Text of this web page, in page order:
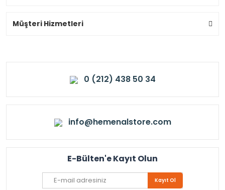
Müşteri Hizmetleri
0 (212) 438 50 34
info@hemenalstore.com
E-Bülten'e Kayıt Olun
Kayıt Ol